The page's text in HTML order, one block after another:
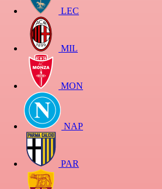
LEC
MIL
MON
NAP
PAR